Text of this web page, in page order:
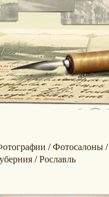
/Фотосалоны/
/Рославль